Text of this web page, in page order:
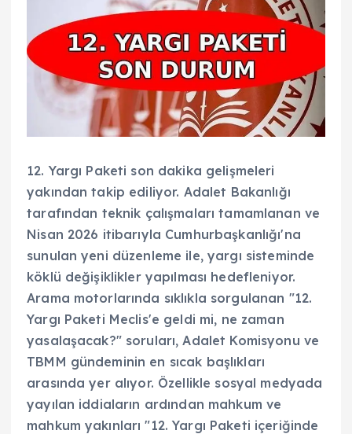
12. Yargı Paketi son dakika gelişmeleri
yakından takip ediliyor. Adalet Bakanlığı
tarafından teknik çalışmaları tamamlanan ve
Nisan 2026 itibarıyla Cumhurbaşkanlığı'na
sunulan yeni düzenleme ile, yargı sisteminde
köklü değişiklikler yapılması hedefleniyor.
Arama motorlarında sıklıkla sorgulanan "12.
Yargı Paketi Meclis'e geldi mi, ne zaman
yasalaşacak?" soruları, Adalet Komisyonu ve
TBMM gündeminin en sıcak başlıkları
arasında yer alıyor. Özellikle sosyal medyada
yayılan iddiaların ardından mahkum ve
mahkum yakınları "12. Yargı Paketi içeriğinde